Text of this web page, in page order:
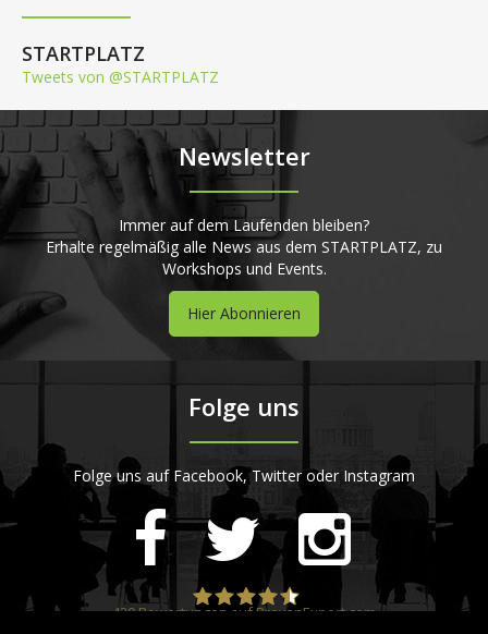
STARTPLATZ
Tweets von @STARTPLATZ
Newsletter
Immer auf dem Laufenden bleiben?
Erhalte regelmäßig alle News aus dem STARTPLATZ, zu
Workshops und Events.
Hier Abonnieren
Folge uns
Folge uns auf Facebook, Twitter oder Instagram
420Bewertungen auf ProvenExpert.com